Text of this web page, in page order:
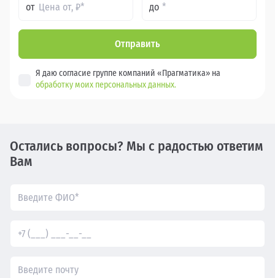
от до
Отправить
Я даю согласие группе компаний «Прагматика» на
обработку моих персональных данных.
Остались вопросы? Мы с радостью ответим
Вам